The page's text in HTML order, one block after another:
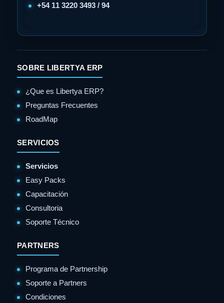
+54 11 3220 3493 / 94
SOBRE LIBERTYA ERP
¿Que es Libertya ERP?
Preguntas Frecuentes
RoadMap
SERVICIOS
Servicios
Easy Packs
Capacitación
Consultoria
Soporte Técnico
PARTNERS
Programa de Partnership
Soporte a Partners
Condiciones